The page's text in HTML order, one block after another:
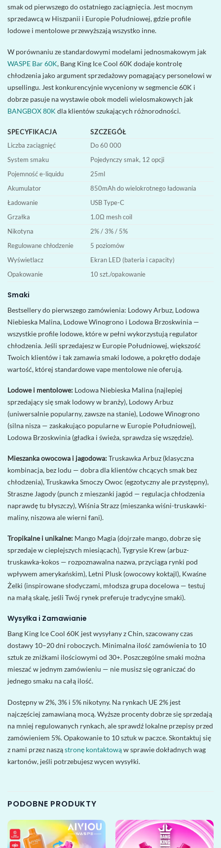
smak od pierwszego do ostatniego zaciągnięcia. Jest mocnym
sprzedawcą w Hiszpanii i Europie Południowej, gdzie profile
lodowe i mentolowe przewyższają wszystko inne.
W porównaniu ze standardowymi modelami jednosmakowym jak
WASPE Bar 60K, Bang King Ice Cool 60K dodaje kontrolę
chłodzenia jako argument sprzedażowy pomagający personelowi w
upsellingu. Jest konkurencyjnie wyceniony w segmencie 60K i
dobrze pasuje na wystawie obok modeli wielosmakowych jak
BANGBOX 80K dla klientów szukających różnorodności.
SPECYFIKACJA
SZCZEGÓŁ
Liczba zaciągnięć
Do 60 000
System smaku
Pojedynczy smak, 12 opcji
Pojemność e-liquidu
25ml
Akumulator
850mAh do wielokrotnego ładowania
Ładowanie
USB Type-C
Grzałka
1.0Ω mesh coil
Nikotyna
2% / 3% / 5%
Regulowane chłodzenie
5 poziomów
Wyświetlacz
Ekran LED (bateria i capacity)
Opakowanie
10 szt./opakowanie
Smaki
Bestsellery do pierwszego zamówienia: Lodowy Arbuz, Lodowa
Niebieska Malina, Lodowe Winogrono i Lodowa Brzoskwinia —
wszystkie profile lodowe, które w pełni wykorzystują regulator
chłodzenia. Jeśli sprzedajesz w Europie Południowej, większość
Twoich klientów i tak zamawia smaki lodowe, a pokrętło dodaje
wartość, której standardowe vape mentolowe nie oferują.
Lodowe i mentolowe: Lodowa Niebieska Malina (najlepiej
sprzedający się smak lodowy w branży), Lodowy Arbuz
(uniwersalnie popularny, zawsze na stanie), Lodowe Winogrono
(silna nisza — zaskakująco popularne w Europie Południowej),
Lodowa Brzoskwinia (gładka i świeża, sprawdza się wszędzie).
Mieszanka owocowa i jagodowa:Truskawka Arbuz (klasyczna
kombinacja, bez lodu — dobra dla klientów chcących smak bez
chłodzenia), Truskawka Smoczy Owoc (egzotyczny ale przystępny),
Straszne Jagody (punch z mieszanki jagód — regulacja chłodzenia
naprawdę tu błyszczy), Wiśnia Strazz (mieszanka wiśni-truskawki-
maliny, niszowa ale wierni fani).
Tropikalne i unikalne: Mango Magia (dojrzałe mango, dobrze się
sprzedaje w cieplejszych miesiącach), Tygrysie Krew (arbuz-
truskawka-kokos — rozpoznawalna nazwa, przyciąga rynki pod
wpływem amerykańskim), Letni Plusk (owocowy koktajl), Kwaśne
Żelki (inspirowane słodyczami, młodsza grupa docelowa — testuj
na małą skalę, jeśli Twój rynek preferuje tradycyjne smaki).
Wysyłka i Zamawianie
Bang King Ice Cool 60K jest wysyłany z Chin, szacowany czas
dostawy 10–20 dni roboczych. Minimalna ilość zamówienia to 10
sztuk ze zniżkami ilościowymi od 30+. Poszczególne smaki można
mieszać w jednym zamówieniu — nie musisz się ograniczać do
jednego smaku na całą ilość.
Dostępny w 2%, 3% i 5% nikotyny. Na rynkach UE 2% jest
najczęściej zamawianą mocą. Wyższe procenty dobrze się sprzedają
na mniej regulowanych rynkach, ale sprawdź lokalne przepisy przed
zamówieniem 5%. Opakowanie to 10 sztuk w paczce. Skontaktuj się
z nami przez nasząstronę kontaktowąw sprawie dokładnych wag
kartonów, jeśli potrzebujesz wycen wysyłki.
PODOBNE PRODUKTY